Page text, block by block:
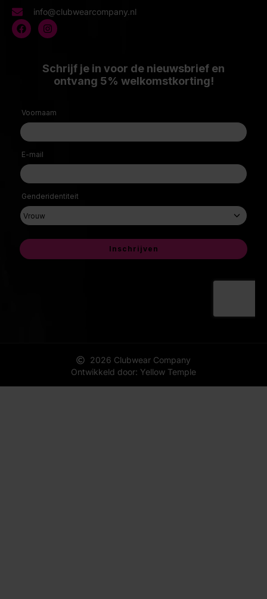
info@clubwearcompany.nl
2026 Clubwear Company
Ontwikkeld door: Yellow Temple